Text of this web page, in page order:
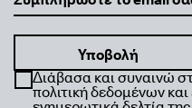
Διάβασα και συναινώ
πολιτική δεδομένων